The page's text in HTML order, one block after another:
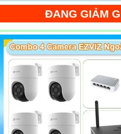
ĐANG GIẢM